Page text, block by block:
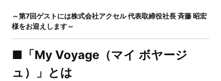
～第7回ゲストには株式会社アクセル 代表取締役社長 斉藤 昭宏
様をお迎えします～
■「My Voyage（マイ ボヤージ
ュ）」とは